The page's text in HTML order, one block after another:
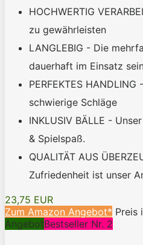
HOCHWERTIG
zu gewährleisten
LANGLEBIG - Die
dauerhaft im Einsatz
PERFEKTES
schwierige Schläge
INKLUSIV BÄLLE -
& Spielspaß.
QUALITÄT AUS
Zufriedenheit ist unser
23,75 EUR
Zum Amazon Angebot* Preis
AngebotBestseller Nr. 2